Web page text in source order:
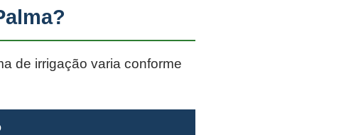
de irrigação varia conforme